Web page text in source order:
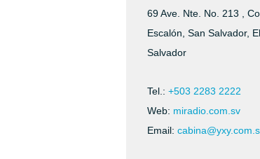
69 Ave. Nte. No. 213 ,
Escalón, San Salvador, El
Salvador
Tel.: +503 2283 2222
Web: miradio.com.sv
Email: